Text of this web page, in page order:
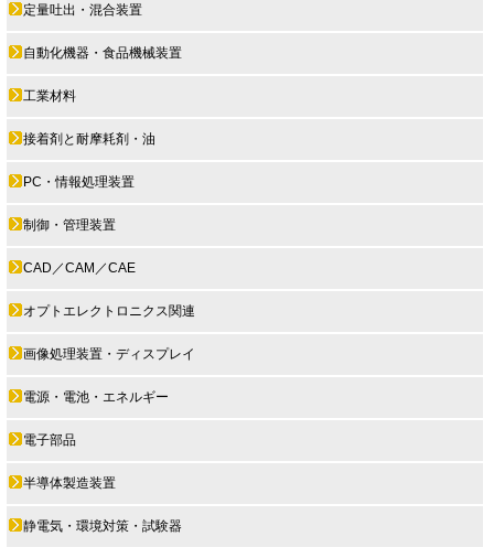
定量吐出・混合装置
自動化機器・食品機械装置
工業材料
接着剤と耐摩耗剤・油
PC・情報処理装置
制御・管理装置
CAD／CAM／CAE
オプトエレクトロニクス関連
画像処理装置・ディスプレイ
電源・電池・エネルギー
電子部品
半導体製造装置
静電気・環境対策・試験器